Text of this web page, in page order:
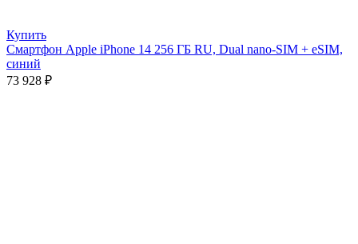
Купить
Смартфон Apple iPhone 14 256 ГБ RU, Dual nano-SIM + eSIM,
синий
73 928 ₽